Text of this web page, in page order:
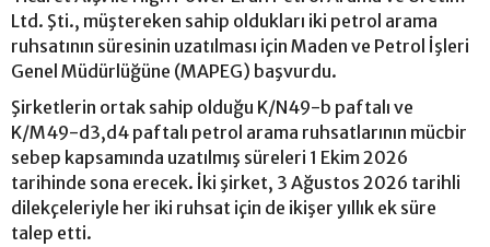
Ltd. Şti., müştereken sahip oldukları iki petrol arama
ruhsatının süresinin uzatılması için Maden ve Petrol İşleri
Genel Müdürlüğüne (MAPEG) başvurdu.
Şirketlerin ortak sahip olduğu K/N49-b paftalı ve
K/M49-d3,d4 paftalı petrol arama ruhsatlarının mücbir
sebep kapsamında uzatılmış süreleri 1 Ekim 2026
tarihinde sona erecek. İki şirket, 3 Ağustos 2026 tarihli
dilekçeleriyle her iki ruhsat için de ikişer yıllık ek süre
talep etti.